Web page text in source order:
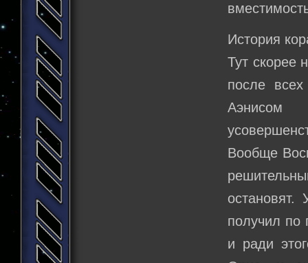
История
Тут скорее
после
Аэнисом
Вообще
получил по
и ради